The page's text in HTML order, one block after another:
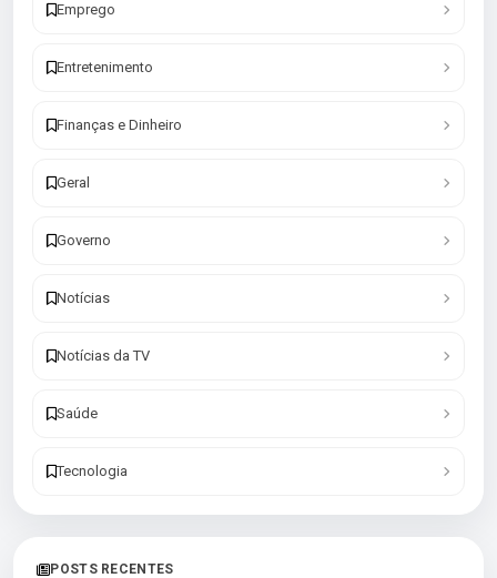
Emprego
Entretenimento
Finanças e Dinheiro
Geral
Governo
Notícias
Notícias da TV
Saúde
Tecnologia
POSTS RECENTES